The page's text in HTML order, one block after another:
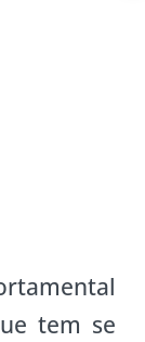
tem se